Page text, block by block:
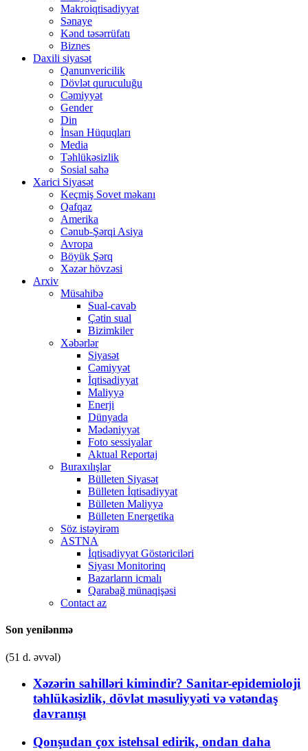
Makroiqtisadiyyat
Sənaye
Kənd təsərrüfatı
Biznes
Daxili siyasət
Qanunvericilik
Dövlət quruculuğu
Cəmiyyət
Gender
Din
İnsan Hüquqları
Media
Təhlükəsizlik
Sosial sahə
Xarici Siyasət
Keçmiş Sovet məkanı
Qafqaz
Amerika
Cənub-Şərqi Asiya
Avropa
Böyük Şərq
Xəzər hövzəsi
Arxiv
Müsahibə
Sual-cavab
Çətin sual
Bizimkiler
Xəbərlər
Siyasət
Cəmiyyət
İqtisadiyyat
Maliyyə
Enerji
Dünyada
Mədəniyyət
Foto sessiyalar
Aktual Reportaj
Buraxılışlar
Bülleten Siyasət
Bülleten İqtisadiyyat
Bülleten Maliyyə
Bülleten Energetika
Söz istəyirəm
ASTNA
İqtisadiyyat Göstəriciləri
Siyası Monitorinq
Bazarların icmalı
Qarabağ münaqişəsi
Contact az
Son yenilənmə
(51 d. əvvəl)
Xəzərin sahilləri kimindir? Sanitar-epidemioloji
təhlükəsizlik, dövlət məsuliyyəti və vətəndaş
davranışı
Qonşudan çox istehsal edirik, ondan daha